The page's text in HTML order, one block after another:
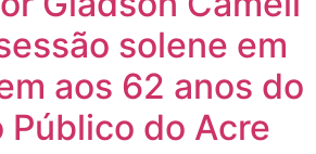
solene em
aos 62 anos do
do Acre